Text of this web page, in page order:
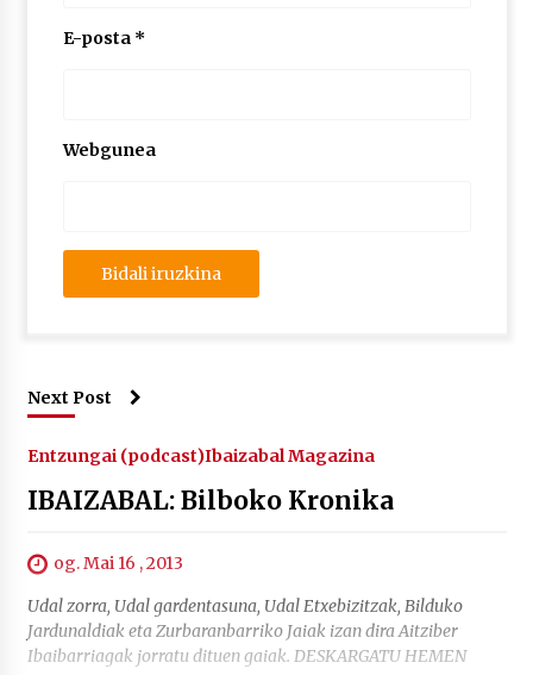
E-posta *
Webgunea
Next Post
Entzungai (podcast)Ibaizabal Magazina
IBAIZABAL: Bilboko Kronika
og. Mai 16 , 2013
Udal zorra, Udal gardentasuna, Udal Etxebizitzak, Bilduko
Jardunaldiak eta Zurbaranbarriko Jaiak izan dira Aitziber
Ibaibarriagak jorratu dituen gaiak. DESKARGATU HEMEN